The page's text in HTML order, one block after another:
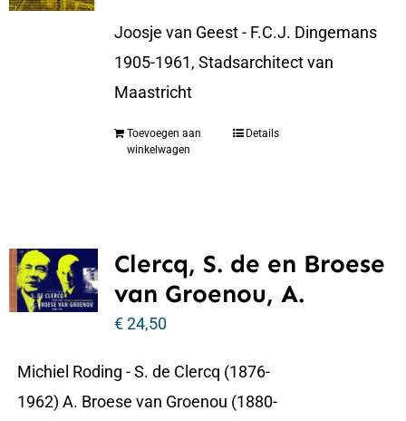
Joosje van Geest - F.C.J. Dingemans
1905-1961, Stadsarchitect van
Maastricht
Toevoegen aan
winkelwagen
Details
Clercq, S. de en Broese
van Groenou, A.
€24,50
Michiel Roding - S. de Clercq (1876-
1962) A. Broese van Groenou (1880-